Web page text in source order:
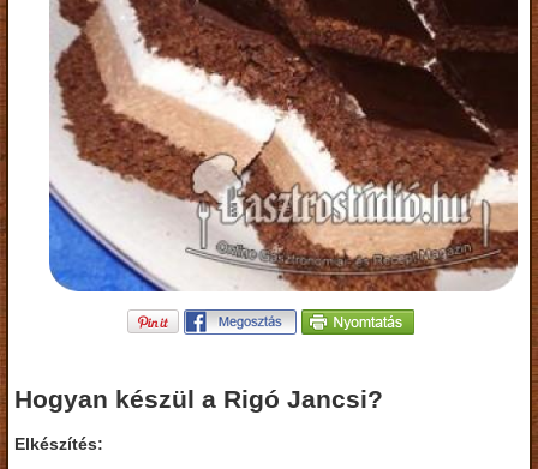
Hogyan készül a Rigó Jancsi?
Elkészítés: